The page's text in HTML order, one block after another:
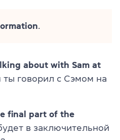
.
about with Sam at
говорил с Сэмом на
final part of the
в заключительной